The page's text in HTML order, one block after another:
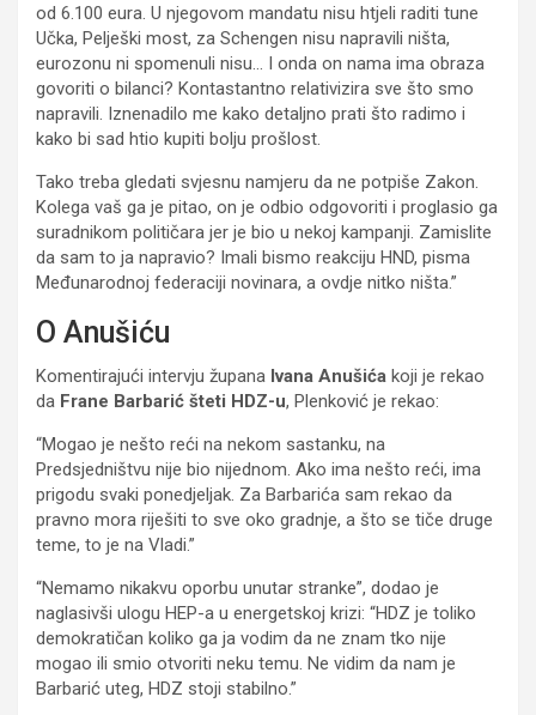
od 6.100 eura. U njegovom mandatu nisu htjeli raditi tune
Učka, Pelješki most, za Schengen nisu napravili ništa,
eurozonu ni spomenuli nisu… I onda on nama ima obraza
govoriti o bilanci? Kontastantno relativizira sve što smo
napravili. Iznenadilo me kako detaljno prati što radimo i
kako bi sad htio kupiti bolju prošlost.
Tako treba gledati svjesnu namjeru da ne potpiše Zakon.
Kolega vaš ga je pitao, on je odbio odgovoriti i proglasio ga
suradnikom političara jer je bio u nekoj kampanji. Zamislite
da sam to ja napravio? Imali bismo reakciju HND, pisma
Međunarodnoj federaciji novinara, a ovdje nitko ništa.”
O Anušiću
Komentirajući intervju župana Ivana Anušića koji je rekao
da Frane Barbarić šteti HDZ-u, Plenković je rekao:
“Mogao je nešto reći na nekom sastanku, na
Predsjedništvu nije bio nijednom. Ako ima nešto reći, ima
prigodu svaki ponedjeljak. Za Barbarića sam rekao da
pravno mora riješiti to sve oko gradnje, a što se tiče druge
teme, to je na Vladi.”
“Nemamo nikakvu oporbu unutar stranke”, dodao je
naglasivši ulogu HEP-a u energetskoj krizi: “HDZ je toliko
demokratičan koliko ga ja vodim da ne znam tko nije
mogao ili smio otvoriti neku temu. Ne vidim da nam je
Barbarić uteg, HDZ stoji stabilno.”